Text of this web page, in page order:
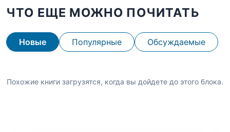
ЧТО ЕЩЕ МОЖНО ПОЧИТАТЬ
Новые Популярные Обсуждаемые
Похожие книги загрузятся, когда вы дойдете до этого блока.